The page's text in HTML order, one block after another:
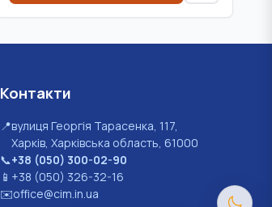
Контакти
📍вулиця Георгія Тарасенка, 117,
Харків, Харківська область, 61000
📞+38 (050) 300-02-90
📱 +38 (050) 326-32-16
✉️office@cim.in.ua